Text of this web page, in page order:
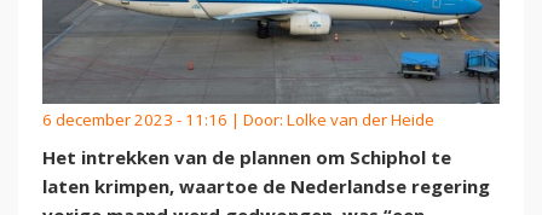
6 december 2023 - 11:16 | Door: Lolke van der Heide
Het intrekken van de plannen om Schiphol te
laten krimpen, waartoe de Nederlandse regering